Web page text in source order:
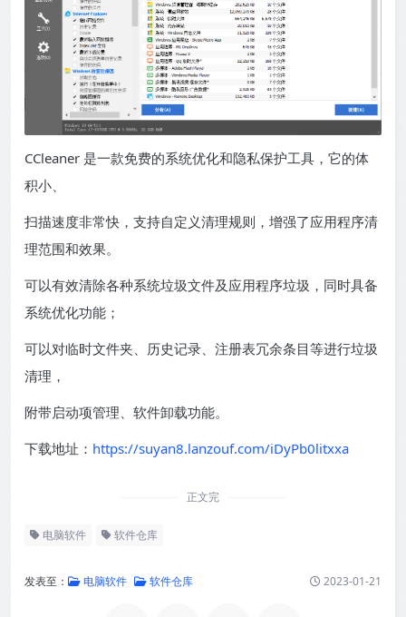
CCleaner 是一款免费的系统优化和隐私保护工具，它的体
积小、
扫描速度非常快，支持自定义清理规则，增强了应用程序清
理范围和效果。
可以有效清除各种系统垃圾文件及应用程序垃圾，同时具备
系统优化功能；
可以对临时文件夹、历史记录、注册表冗余条目等进行垃圾
清理，
附带启动项管理、软件卸载功能。
下载地址： https://suyan8.lanzouf.com/iDyPb0litxxa
正文完
电脑软件 软件仓库
发表至： 电脑软件 软件仓库 2023-01-21